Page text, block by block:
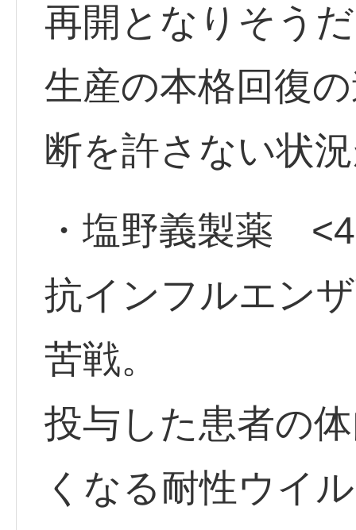
再開となりそう
生産の本格回復
断を許さない状
・塩野義製薬
抗インフルエン
苦戦。
投与した患者の
くなる耐性ウイ